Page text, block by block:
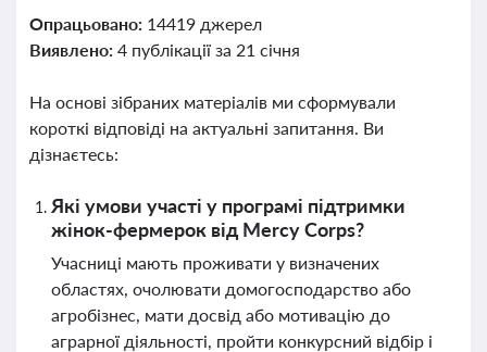
Опрацьовано: 14419 джерел
Виявлено: 4 публікації за 21 січня
На основі зібраних матеріалів ми сформували
короткі відповіді на актуальні запитання. Ви
дізнаєтесь:
Які умови участі у програмі підтримки
жінок-фермерок від Mercy Corps?
Учасниці мають проживати у визначених
областях, очолювати домогосподарство або
агробізнес, мати досвід або мотивацію до
аграрної діяльності, пройти конкурсний відбір і